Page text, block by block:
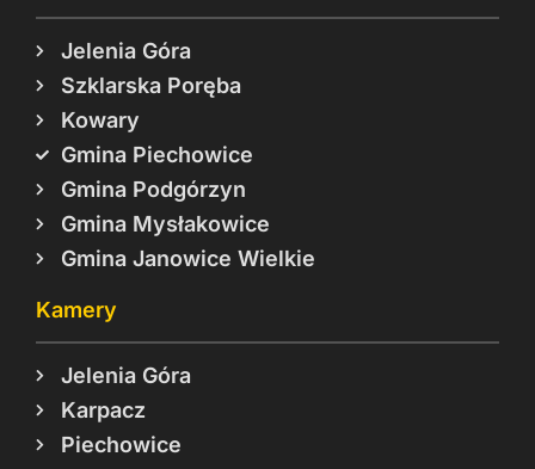
Jelenia Góra
Szklarska Poręba
Kowary
Gmina Piechowice
Gmina Podgórzyn
Gmina Mysłakowice
Gmina Janowice Wielkie
Kamery
Jelenia Góra
Karpacz
Piechowice